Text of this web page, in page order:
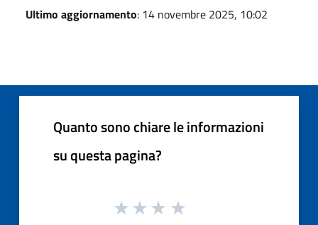
Ultimo aggiornamento: 14 novembre 2025, 10:02
Quanto sono chiare le informazioni
su questa pagina?